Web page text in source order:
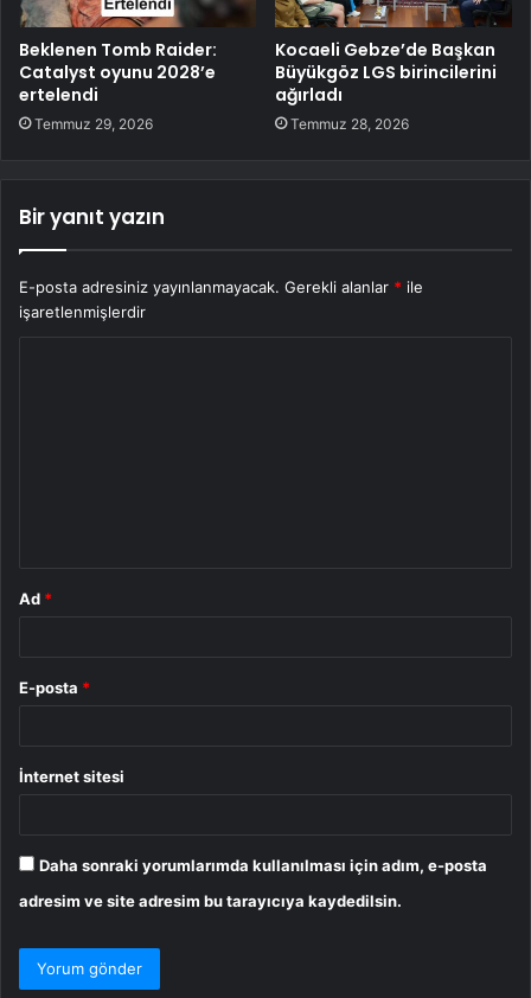
Beklenen Tomb Raider:
Catalyst oyunu 2028’e
ertelendi
Temmuz 29, 2026
Kocaeli Gebze’de Başkan
Büyükgöz LGS birincilerini
ağırladı
Temmuz 28, 2026
Bir yanıt yazın
E-posta adresiniz yayınlanmayacak. Gerekli alanlar * ile
işaretlenmişlerdir
Ad *
E-posta *
İnternet sitesi
Daha sonraki yorumlarımda kullanılması için adım, e-posta
adresim ve site adresim bu tarayıcıya kaydedilsin.